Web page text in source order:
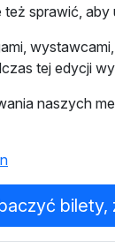
sprawić,
tej edycji
naszych
bilety,